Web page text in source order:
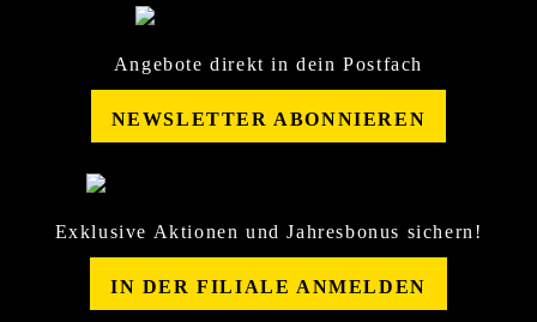
Angebote direkt in dein Postfach
NEWSLETTER ABONNIEREN
Exklusive Aktionen und Jahresbonus sichern!
IN DER FILIALE ANMELDEN